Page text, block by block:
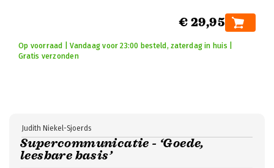
€ 29,95
Op voorraad | Vandaag voor 23:00 besteld, zaterdag in huis |
Gratis verzonden
Supercommunicatie - ‘Goede,
leesbare basis’
Judith Niekel-Sjoerds